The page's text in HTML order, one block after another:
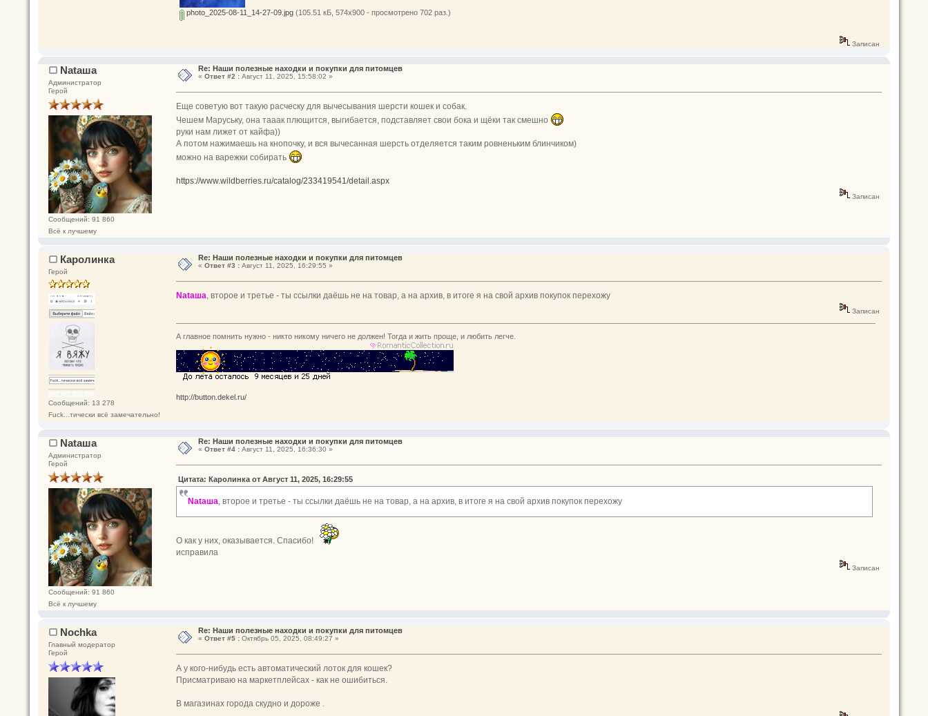
photo_2025-08-11_14-27-09.jpg(105.51 кБ, 574x900 - просмотрено 702 раз.)
Записан
Nataшa
Администратор
Герой
Сообщений: 91 860
Всё к лучшему
Re: Наши полезные находки и покупки для питомцев
« Ответ #2 :Август 11, 2025, 15:58:02 »
Еще советую вот такую расческу для вычесывания шерсти кошек и собак.
Чешем Маруську, она тааак плющится, выгибается, подставляет свои бока и щёки так смешно
руки нам лижет от кайфа))
А потом нажимаешь на кнопочку, и вся вычесанная шерсть отделяется таким ровненьким блинчиком)
можно на варежки собирать
https://www.wildberries.ru/catalog/233419541/detail.aspx
Записан
Каролинка
Герой
Сообщений: 13 278
Fuck...тически всё замечательно!
Re: Наши полезные находки и покупки для питомцев
« Ответ #3 :Август 11, 2025, 16:29:55 »
Nataшa, второе и третье - ты ссылки даёшь не на товар, а на архив, в итоге я на свой архив покупок перехожу
Записан
А главное помнить нужно - никто никому ничего не должен! Тогда и жить проще, и любить легче.
http://button.dekel.ru/
Nataшa
Администратор
Герой
Сообщений: 91 860
Всё к лучшему
Re: Наши полезные находки и покупки для питомцев
« Ответ #4 :Август 11, 2025, 16:36:30 »
Цитата: Каролинка от Август 11, 2025, 16:29:55
Nataшa, второе и третье - ты ссылки даёшь не на товар, а на архив, в итоге я на свой архив покупок перехожу
О как у них, оказывается. Спасибо!
исправила
Записан
Nochka
Главный модератор
Герой
Re: Наши полезные находки и покупки для питомцев
« Ответ #5 :Октябрь 05, 2025, 08:49:27 »
А у кого-нибудь есть автоматический лоток для кошек?
Присматриваю на маркетплейсах - как не ошибиться.
В магазинах города скудно и дороже .